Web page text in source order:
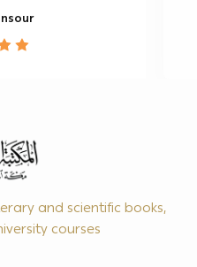
and scientific books,
courses